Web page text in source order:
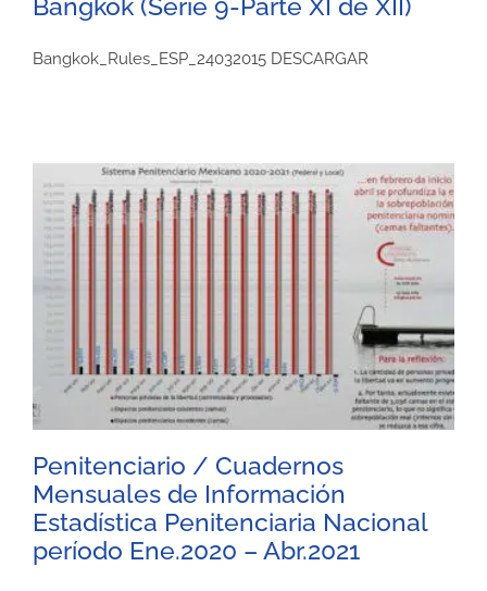
Bangkok (Serie 9-Parte XI de XII)
Bangkok_Rules_ESP_24032015 DESCARGAR
Penitenciario / Cuadernos
Mensuales de Información
Estadística Penitenciaria Nacional
período Ene.2020 – Abr.2021